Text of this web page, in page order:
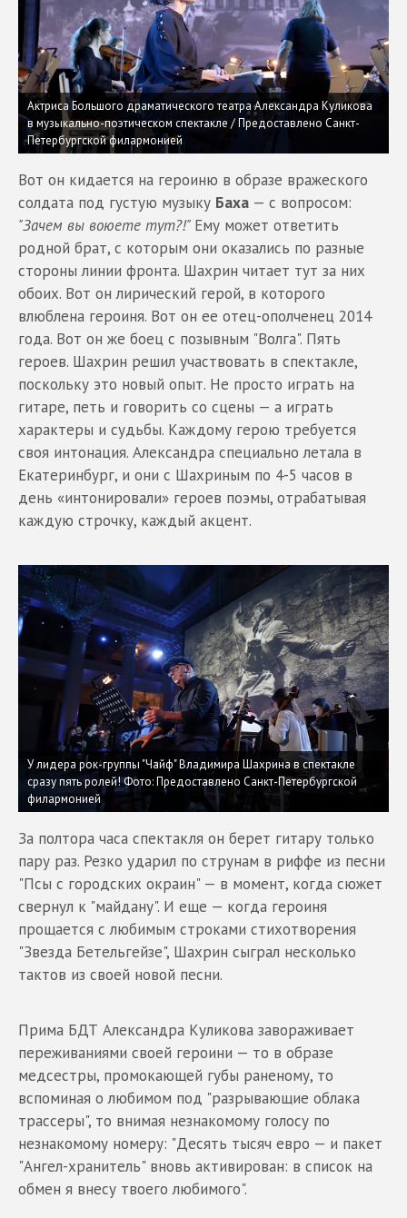
Актриса Большого драматического театра Александра Куликова
в музыкально-поэтическом спектакле / Предоставлено Санкт-
Петербургской филармонией
Вот он кидается на героиню в образе вражеского
солдата под густую музыку Баха — с вопросом:
"Зачем вы воюете тут?!" Ему может ответить
родной брат, с которым они оказались по разные
стороны линии фронта. Шахрин читает тут за них
обоих. Вот он лирический герой, в которого
влюблена героиня. Вот он ее отец-ополченец 2014
года. Вот он же боец с позывным "Волга". Пять
героев. Шахрин решил участвовать в спектакле,
поскольку это новый опыт. Не просто играть на
гитаре, петь и говорить со сцены — а играть
характеры и судьбы. Каждому герою требуется
своя интонация. Александра специально летала в
Екатеринбург, и они с Шахриным по 4-5 часов в
день «интонировали» героев поэмы, отрабатывая
каждую строчку, каждый акцент.
У лидера рок-группы "Чайф" Владимира Шахрина в спектакле
сразу пять ролей! Фото: Предоставлено Санкт-Петербургской
филармонией
За полтора часа спектакля он берет гитару только
пару раз. Резко ударил по струнам в риффе из песни
"Псы с городских окраин" — в момент, когда сюжет
свернул к "майдану". И еще — когда героиня
прощается с любимым строками стихотворения
"Звезда Бетельгейзе", Шахрин сыграл несколько
тактов из своей новой песни.
Прима БДТ Александра Куликова завораживает
переживаниями своей героини — то в образе
медсестры, промокающей губы раненому, то
вспоминая о любимом под "разрывающие облака
трассеры", то внимая незнакомому голосу по
незнакомому номеру: "Десять тысяч евро — и пакет
"Ангел-хранитель" вновь активирован: в список на
обмен я внесу твоего любимого".